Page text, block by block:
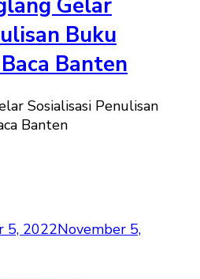
Gelar
Buku
Banten
Sosialisasi Penulisan
Banten
5, 2022November 5,